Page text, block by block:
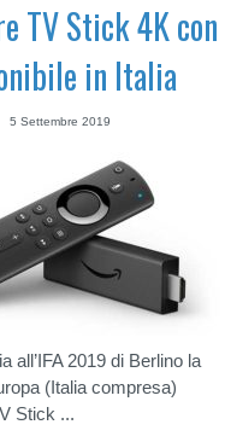
TV Stick 4K con
in Italia
5 Settembre 2019
all’IFA 2019 di Berlino la
(Italia compresa)
Stick ...